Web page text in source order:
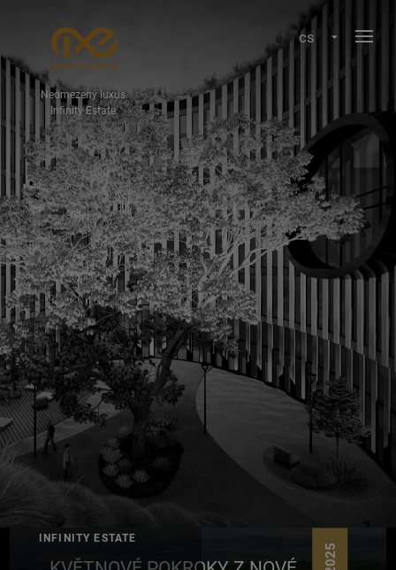
Neomezený luxus.
Infinity Estate.
cs
INFINITY ESTATE
2025